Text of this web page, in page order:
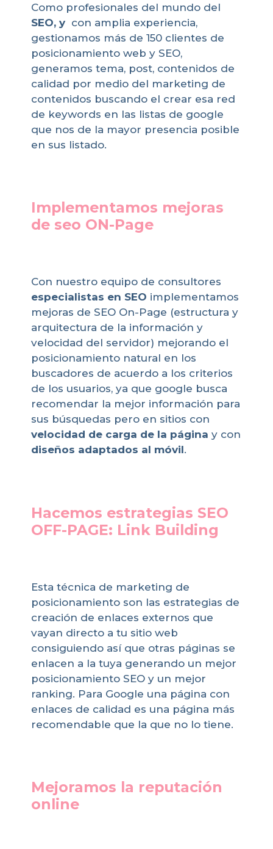
Como profesionales del mundo del
SEO, y con amplia experiencia,
gestionamos más de 150 clientes de
posicionamiento web y SEO,
generamos tema, post, contenidos de
calidad por medio del marketing de
contenidos buscando el crear esa red
de keywords en las listas de google
que nos de la mayor presencia posible
en sus listado.
Implementamos mejoras
de seo ON-Page
Con nuestro equipo de consultores
especialistas en SEO implementamos
mejoras de SEO On-Page (estructura y
arquitectura de la información y
velocidad del servidor) mejorando el
posicionamiento natural en los
buscadores de acuerdo a los criterios
de los usuarios, ya que google busca
recomendar la mejor información para
sus búsquedas pero en sitios con
velocidad de carga de la página y con
diseños adaptados al móvil.
Hacemos estrategias SEO
OFF-PAGE: Link Building
Esta técnica de marketing de
posicionamiento son las estrategias de
creación de enlaces externos que
vayan directo a tu sitio web
consiguiendo así que otras páginas se
enlacen a la tuya generando un mejor
posicionamiento SEO y un mejor
ranking. Para Google una página con
enlaces de calidad es una página más
recomendable que la que no lo tiene.
Mejoramos la reputación
online